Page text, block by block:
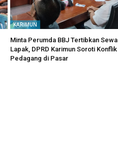
KARIMUN
Minta Perumda BBJ Tertibkan Sewa
Lapak, DPRD Karimun Soroti Konflik
Pedagang di Pasar